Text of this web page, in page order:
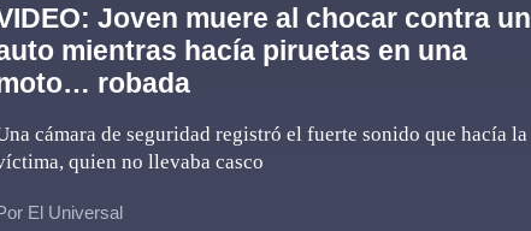
Joven muere al chocar contra un
mientras hacía piruetas en una
robada
cámara de seguridad registró el fuerte sonido que hacía la
quien no llevaba casco
El Universal